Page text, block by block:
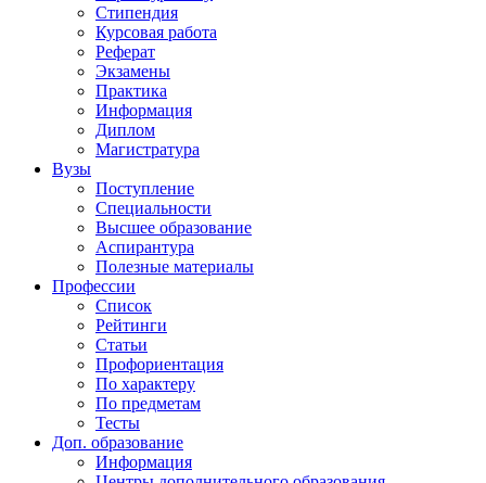
Стипендия
Курсовая работа
Реферат
Экзамены
Практика
Информация
Диплом
Магистратура
Вузы
Поступление
Специальности
Высшее образование
Аспирантура
Полезные материалы
Профессии
Список
Рейтинги
Статьи
Профориентация
По характеру
По предметам
Тесты
Доп. образование
Информация